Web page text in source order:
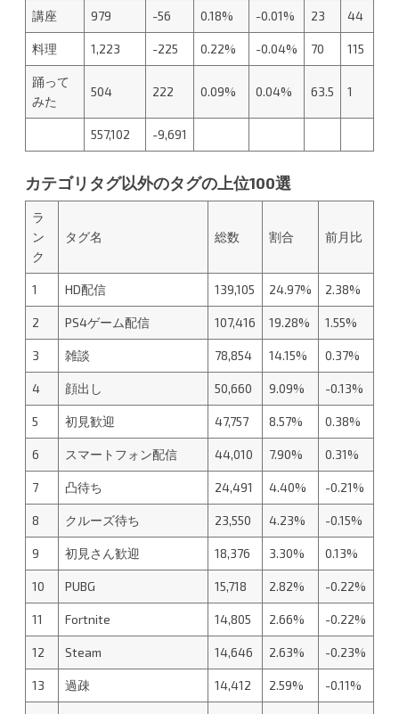
講座 979 -56 0.18% -0.01% 23 44
料理 1,223 -225 0.22% -0.04% 70 115
踊って
みた
504 222 0.09% 0.04% 63.5 1
557,102 -9,691
カテゴリタグ以外のタグの上位100選
ラ
ン
ク
タグ名 総数 割合 前月比
1 HD配信 139,105 24.97% 2.38%
2 PS4ゲーム配信 107,416 19.28% 1.55%
3 雑談 78,854 14.15% 0.37%
4 顔出し 50,660 9.09% -0.13%
5 初見歓迎 47,757 8.57% 0.38%
6 スマートフォン配信 44,010 7.90% 0.31%
7 凸待ち 24,491 4.40% -0.21%
8 クルーズ待ち 23,550 4.23% -0.15%
9 初見さん歓迎 18,376 3.30% 0.13%
10 PUBG 15,718 2.82% -0.22%
11 Fortnite 14,805 2.66% -0.22%
12 Steam 14,646 2.63% -0.23%
13 過疎 14,412 2.59% -0.11%